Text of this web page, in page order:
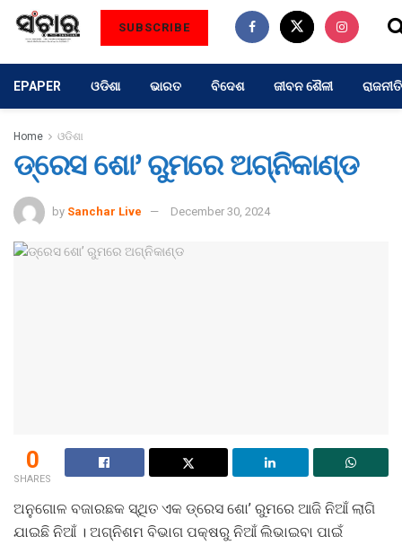
SUBSCRIBE
EPAPER ଓଡିଶା ଭାରତ ବିଦେଶ ଜୀବନ ଶୈଳୀ ରାଜନୀତି
Home ଓଡିଶା
ଡ୍ରେସ ଶୋ’ ରୁମରେ ଅଗ୍ନିକାଣ୍ଡ
by Sanchar Live December 30, 2024
0
SHARES
ଅନୁଗୋଳ ବଜାରଛକ ସ୍ଥିତ ଏକ ଡ୍ରେସ ଶୋ’ ରୁମରେ ଆଜି ନିଆଁ ଲାଗି
ଯାଇଛି ନିଆଁ । ଅଗ୍ନିଶମ ବିଭାଗ ପକ୍ଷରୁ ନିଆଁ ଲିଭାଇବା ପାଇଁ